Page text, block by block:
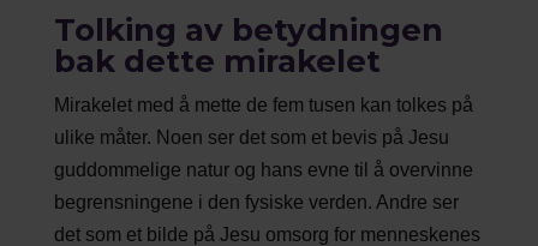
Tolking av betydningen
bak dette mirakelet
Mirakelet med å mette de fem tusen kan tolkes på
ulike måter. Noen ser det som et bevis på Jesu
guddommelige natur og hans evne til å overvinne
begrensningene i den fysiske verden. Andre ser
det som et bilde på Jesu omsorg for menneskenes